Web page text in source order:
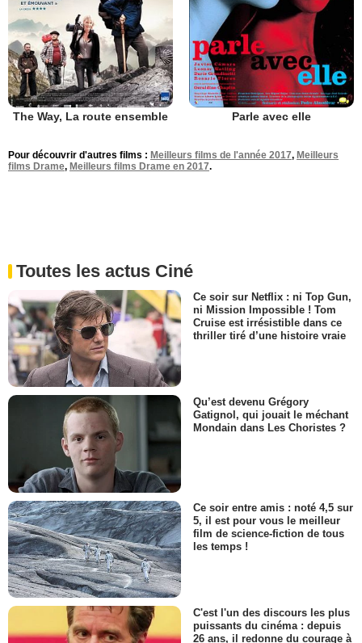
The Way, La route ensemble Parle avec elle
Pour découvrir d'autres films : Meilleurs films de l'année 2017, Meilleurs
films Drame, Meilleurs films Drame en 2017.
Toutes les actus Ciné
Ce soir sur Netflix : ni Top Gun,
ni Mission Impossible ! Tom
Cruise est irrésistible dans ce
thriller tiré d’une histoire vraie
Qu’est devenu Grégory
Gatignol, qui jouait le méchant
Mondain dans Les Choristes ?
Ce soir entre amis : noté 4,5 sur
5, il est pour vous le meilleur
film de science-fiction de tous
les temps !
C'est l'un des discours les plus
puissants du cinéma : depuis
26 ans, il redonne du courage à